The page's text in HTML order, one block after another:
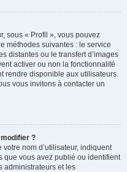
sous « Profil », vous pouvez
méthodes suivantes : le service
distantes ou le transfert d’images
activer ou non la fonctionnalité
rendre disponible aux utilisateurs.
vous invitons à contacter un
?
nom d’utilisateur, indiquent
que vous avez publié ou identifient
administrateurs et les